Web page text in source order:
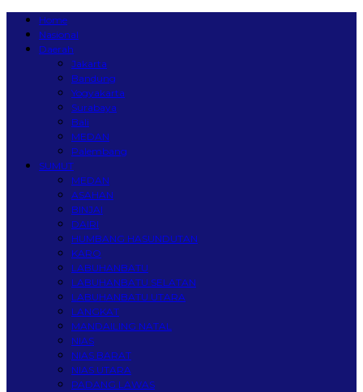
Home
Nasional
Daerah
Jakarta
Bandung
Yogyakarta
Surabaya
Bali
MEDAN
Palembang
SUMUT
MEDAN
ASAHAN
BINJAI
DAIRI
HUMBANG HASUNDUTAN
KARO
LABUHANBATU
LABUHANBATU SELATAN
LABUHANBATU UTARA
LANGKAT
MANDAILING NATAL
NIAS
NIAS BARAT
NIAS UTARA
PADANG LAWAS